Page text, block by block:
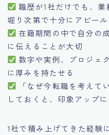
職歴が1社だけでも、
堀り次第で十分にアピー
在籍期間の中で自分の
に伝えることが大切
数字や実例、プロジェ
に厚みを持たせる
「なぜ今転職を考えて
しておくと、印象アップ
1社で積み上げてきた経験